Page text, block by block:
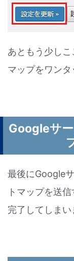
あともう少し
マップをワンタ
Googleサ
最後にGoogle
トマップを送
完了してしまい